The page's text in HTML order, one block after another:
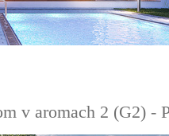
v aromach 2 (G2) -